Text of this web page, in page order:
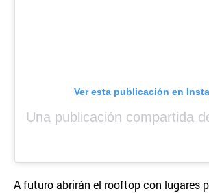
Ver esta publicación en
A futuro abrirán el rooftop con lugares